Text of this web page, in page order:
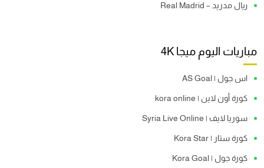
ريال مدريد – Real Madrid
مباريات اليوم ميجا 4K
اس جول | AS Goal
كورة أون لاين | kora online
سوريا لايف | Syria Live Online
كورة ستار | Kora Star
كورة جول | Kora Goal